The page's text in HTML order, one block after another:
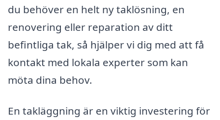
du behöver en helt ny taklösning, en
renovering eller reparation av ditt
befintliga tak, så hjälper vi dig med att få
kontakt med lokala experter som kan
möta dina behov.
En takläggning är en viktig investering för